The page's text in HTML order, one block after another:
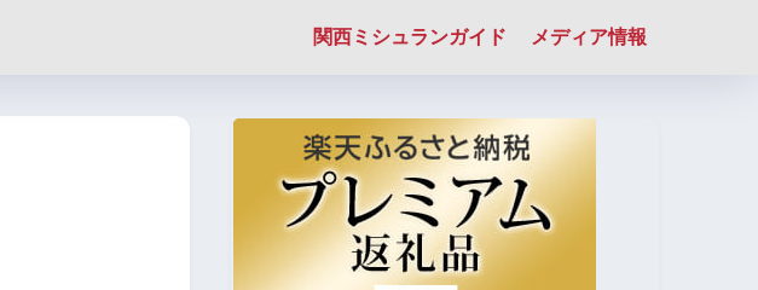
関西ミシュランガイド メディア情報